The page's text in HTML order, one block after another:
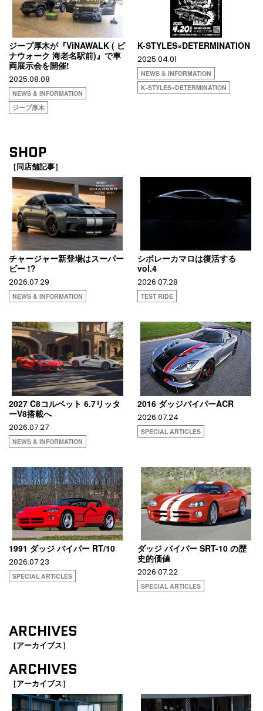
ジープ厚木が『ViNAWALK ( ビ
ナウォーク 海老名駅前)』で車
両展示会を開催!
2025.08.08
NEWS & INFORMATION
ジープ厚木
K-STYLES×DETERMINATION
2025.04.01
NEWS & INFORMATION
K-STYLES×DETERMINATION
SHOP
［同店舗記事］
チャージャー新登場はスーパー
ビー !?
2026.07.29
NEWS & INFORMATION
シボレーカマロは復活する
vol.4
2026.07.28
TEST RIDE
2027 C8コルベット 6.7リッタ
ーV8搭載へ
2026.07.27
NEWS & INFORMATION
2016 ダッジバイパーACR
2026.07.24
SPECIAL ARTICLES
1991 ダッジ バイパー RT/10
2026.07.23
SPECIAL ARTICLES
ダッジ バイパー SRT-10 の歴
史的価値
2026.07.22
SPECIAL ARTICLES
ARCHIVES
［アーカイブス］
ARCHIVES
［アーカイブス］